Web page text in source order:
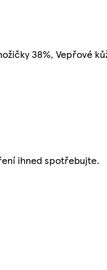
38%, Vepřové
ihned spotřebujte.